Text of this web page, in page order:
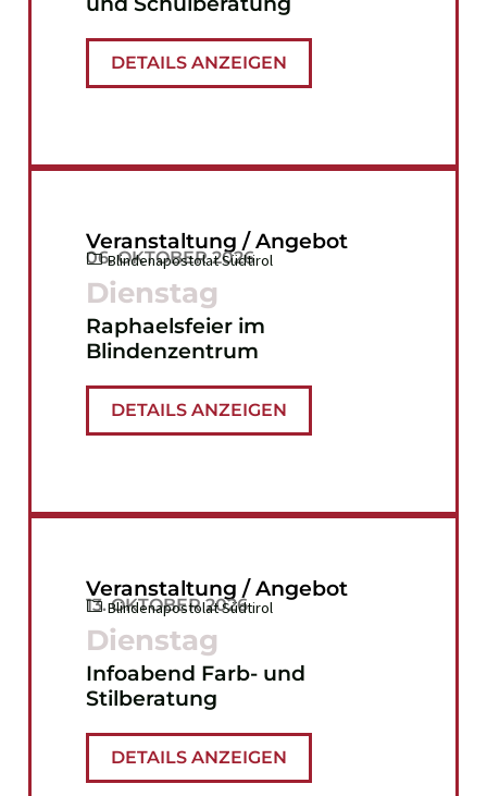
DETAILS ANZEIGEN
Veranstaltung / Angebot
06. OKTOBER 2026
Blindenapostolat Südtirol
Dienstag
Raphaelsfeier im
Blindenzentrum
DETAILS ANZEIGEN
Veranstaltung / Angebot
13. OKTOBER 2026
Blindenapostolat Südtirol
Dienstag
Infoabend Farb- und
Stilberatung
DETAILS ANZEIGEN